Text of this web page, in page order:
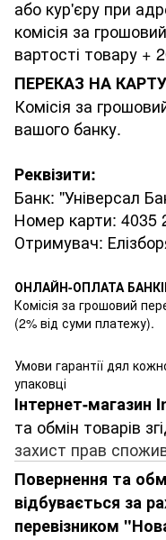
або кур'єру при
комісія за
вартості товару +
ПЕРЕКАЗ НА
Комісія за
вашого банку.
Реквізити:
Банк: "Універсал
Номер карти: 4035
Отримувач:
ОНЛАЙН-ОПЛАТА
Комісія за грошовий
(2% від суми платежу).
Умови гарантії дял
упаковці
Інтернет-магазин
та обмін товарів
захист прав
Повернення та
відбувається за
перевізником